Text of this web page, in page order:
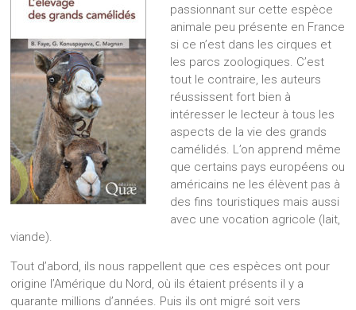
passionnant sur cette espèce
animale peu présente en France
si ce n’est dans les cirques et
les parcs zoologiques. C’est
tout le contraire, les auteurs
réussissent fort bien à
intéresser le lecteur à tous les
aspects de la vie des grands
camélidés. L’on apprend même
que certains pays européens ou
américains ne les élèvent pas à
des fins touristiques mais aussi
avec une vocation agricole (lait,
viande).
Tout d’abord, ils nous rappellent que ces espèces ont pour
origine l’Amérique du Nord, où ils étaient présents il y a
quarante millions d’années. Puis ils ont migré soit vers